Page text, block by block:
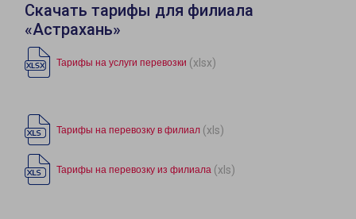
Скачать тарифы для филиала
«Астрахань»
Тарифы на услуги перевозки (xlsx)
Тарифы на перевозку в филиал (xls)
Тарифы на перевозку из филиала (xls)